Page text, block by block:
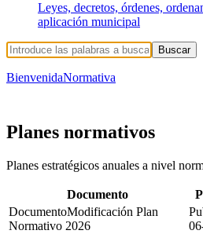
Leyes, decretos, órdenes,
aplicación municipal
Buscar
BienvenidaNormativa
Planes normativos
Planes estratégicos anuales a nivel
Documento
Modificación Plan
Normativo 2026